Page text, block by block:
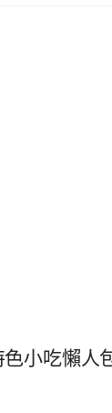
色小吃懶人